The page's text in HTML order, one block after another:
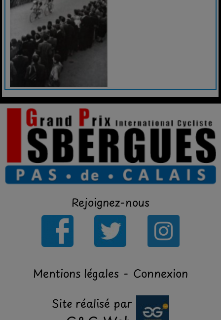
Rejoignez-nous
Mentions légales - Connexion
Site réalisé par